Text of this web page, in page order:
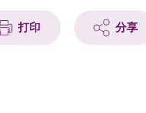
打印 分享